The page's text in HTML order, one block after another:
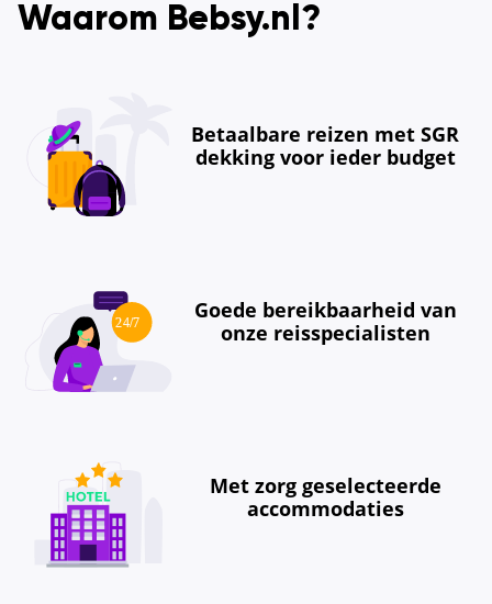
Waarom Bebsy.nl?
Betaalbare reizen met SGR
dekking voor ieder budget
Goede bereikbaarheid van
onze reisspecialisten
Met zorg geselecteerde
accommodaties